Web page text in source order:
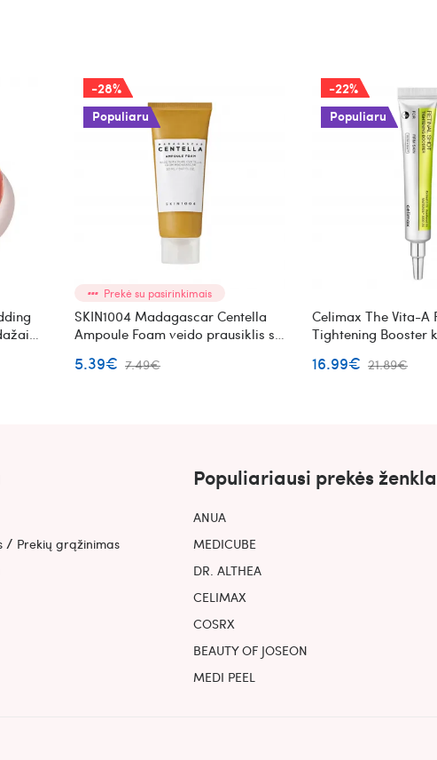
-28%
Populiaru
Prekė su pasirinkimais
SKIN1004 Madagascar Centella
Ampoule Foam veido prausiklis su
5.39€ 7.49€
-22%
Populiaru
Celimax The Vita-A
Tightening Booster
retinaliu
16.99€ 21.89€
/ Prekių grąžinimas
Populiariausi prekės
ANUA
MEDICUBE
DR. ALTHEA
CELIMAX
COSRX
BEAUTY OF JOSEON
MEDI PEEL